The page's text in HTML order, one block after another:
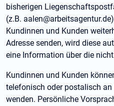
bisherigen
(z.B.
Kundinnen und Kunden
Adresse senden, wird diese
eine Information über die
Kundinnen und Kunden
telefonisch oder postalisch
wenden. Persönliche